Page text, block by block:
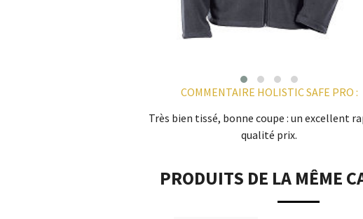
COMMENTAIRE HOLISTIC SAFE PRO :
Très bien tissé, bonne coupe : un excellent
qualité prix.
PRODUITS DE LA MÊME